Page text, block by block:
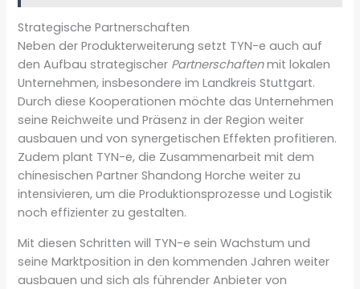
Strategische Partnerschaften
Neben der Produkterweiterung setzt TYN-e auch auf
den Aufbau strategischer Partnerschaftenmit lokalen
Unternehmen, insbesondere im Landkreis Stuttgart.
Durch diese Kooperationen möchte das Unternehmen
seine Reichweite und Präsenz in der Region weiter
ausbauen und von synergetischen Effekten profitieren.
Zudem plant TYN-e, die Zusammenarbeit mit dem
chinesischen Partner Shandong Horche weiter zu
intensivieren, um die Produktionsprozesse und Logistik
noch effizienter zu gestalten.
Mit diesen Schritten will TYN-e sein Wachstum und
seine Marktposition in den kommenden Jahren weiter
ausbauen und sich als führender Anbieter von